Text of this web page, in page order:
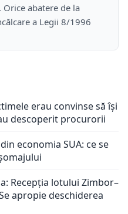
abatere de la
a Legii 8/1996
erau convinse să își
descoperit procurorii
economia SUA: ce se
Recepția lotului Zimbor–
apropie deschiderea